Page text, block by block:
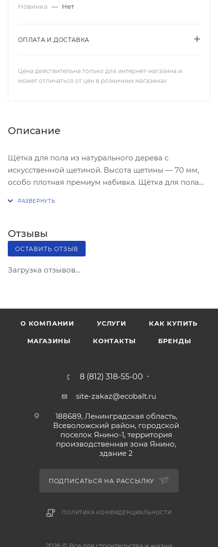
Новинка — Нет
ОПЛАТА И ДОСТАВКА
Цена действительна только для интернет-магазина и
может отличаться от цен в розничных магазинах
Описание
Щётка для пола из натурального дерева с
искусственной щетиной. Высота щетины — 70 мм,
особо плотная премиум набивка. Щётка для пола
подходит для чистки ковров. Сделана из
высококачественного материала — прочная
колодка, качественная износостойкая щетина.
Отзывы
ОСТАВИТЬ ОТЗЫВ
Загрузка отзывов...
О КОМПАНИИ УСЛУГИ КАК КУПИТЬ
МАГАЗИНЫ КОНТАКТЫ БРЕНДЫ
8 (812) 318-55-00
site-zakaz@ecobalt.ru
188689, Ленинградская область,
Всеволожский район, городской
поселок Янино-1, территория
производственная зона Янино,
здание 2
ПОДПИСАТЬСЯ НА РАССЫЛКУ
ПОЛИТИКА КОНФИДЕНЦИАЛЬНОСТИ